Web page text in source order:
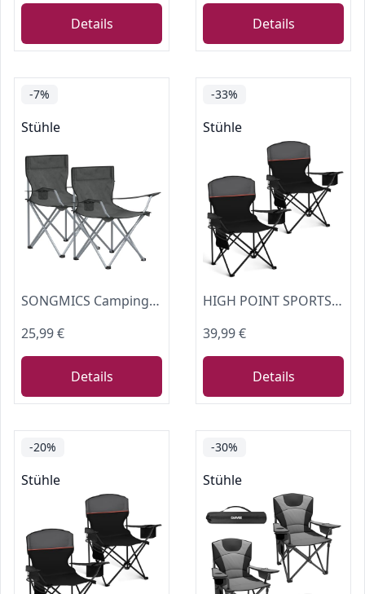
Details Details
-7%
Stühle
SONGMICS Campingstuhl, 2er Set, Klappstuhl mit Armlehnen, Getränkehalter
25,99 €
Details
-33%
Stühle
HIGH POINT SPORTS 2er Set Klappstuhl Campingstuhl Faltstuhl Komfortable
39,99 €
Details
-20%
Stühle
-30%
Stühle